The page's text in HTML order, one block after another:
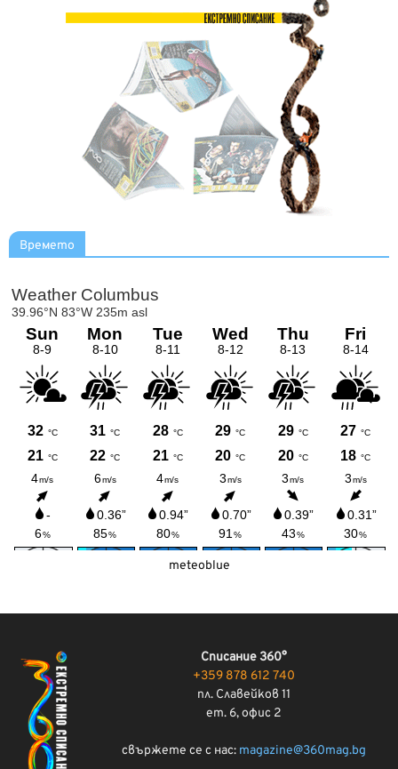
Времето
meteoblue
Списание 360°
+359 878 612 740
пл. Славейков 11
ет. 6, офис 2
свържете се с нас: magazine@360mag.bg